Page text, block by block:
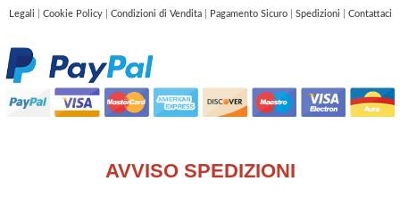
Legali
Cookie Policy Condizioni di Vendita Pagamento Sicuro Spedizioni Contattaci
AVVISO SPEDIZIONI